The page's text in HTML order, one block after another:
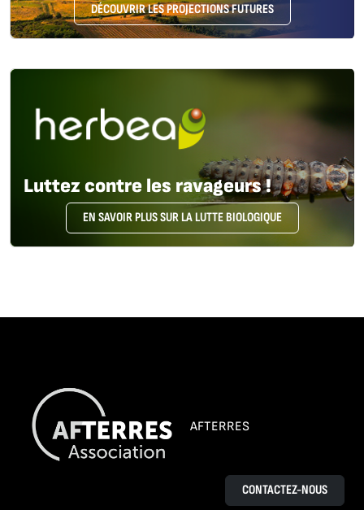
DÉCOUVRIR LES PROJECTIONS FUTURES
Luttez contre les ravageurs !
EN SAVOIR PLUS SUR LA LUTTE BIOLOGIQUE
AFTERRES
CONTACTEZ-NOUS